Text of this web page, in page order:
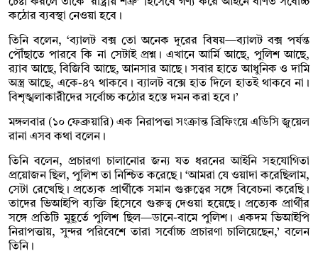
কঠোর ব্যবস্থা নেওয়া হবে।
তিনি বলেন, ‘ব্যালট বক্স তো অনেক দূরের বিষয়—ব্যালট বক্স পর্যন্ত
পৌঁছাতে পারবে কি না সেটাই প্রশ্ন। এখানে আর্মি আছে, পুলিশ আছে,
র‍্যাব আছে, বিজিবি আছে, আনসার আছে। সবার হাতে আধুনিক ও দামি
অস্ত্র আছে, একে-৪৭ থাকবে। ব্যালট বক্সে হাত দিলে হাতই থাকবে না।
বিশৃঙ্খলাকারীদের সর্বোচ্চ কঠোর হস্তে দমন করা হবে।’
মঙ্গলবার (১০ ফেব্রুয়ারি) এক নিরাপত্তা সংক্রান্ত ব্রিফিংয়ে এডিসি জুয়েল
রানা এসব কথা বলেন।
তিনি বলেন, প্রচারণা চালানোর জন্য যত ধরনের আইনি সহযোগিতা
প্রয়োজন ছিল, পুলিশ তা নিশ্চিত করেছে। ‘আমরা যে ওয়াদা করেছিলাম,
সেটা রেখেছি। প্রত্যেক প্রার্থীকে সমান গুরুত্বের সঙ্গে বিবেচনা করেছি।
তাদের ভিআইপি ব্যক্তি হিসেবে গুরুত্ব দেওয়া হয়েছে। প্রত্যেক প্রার্থীর
সঙ্গে প্রতিটি মুহূর্তে পুলিশ ছিল—ডানে-বামে পুলিশ। একদম ভিআইপি
নিরাপত্তায়, সুন্দর পরিবেশে তারা সর্বোচ্চ প্রচারণা চালিয়েছেন,’ বলেন
তিনি।